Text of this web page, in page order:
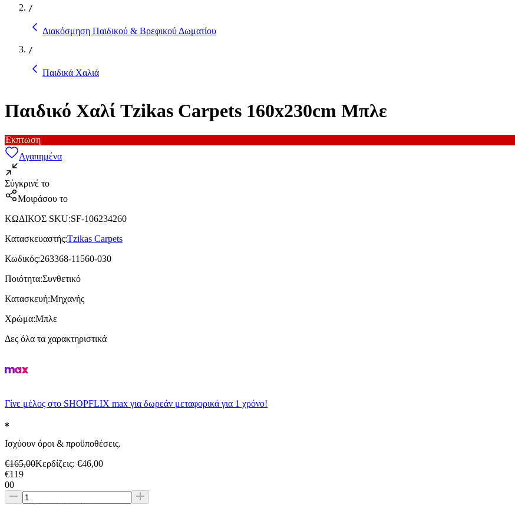
/
Διακόσμηση Παιδικού & Βρεφικού Δωματίου
/
Παιδικά Χαλιά
Παιδικό Χαλί Tzikas Carpets 160x230cm Μπλε
Έκπτωση
Αγαπημένα
Σύγκρινέ το
Μοιράσου το
ΚΩΔΙΚΟΣ SKU:SF-106234260
Κατασκευαστής:Tzikas Carpets
Κωδικός:263368-11560-030
Ποιότητα:Συνθετικό
Κατασκευή:Μηχανής
Χρώμα:Μπλε
Δες όλα τα χαρακτηριστικά
Γίνε μέλος στο SHOPFLIX max για δωρεάν μεταφορικά για 1 χρόνο!
Ισχύουν όροι & προϋποθέσεις.
€165,00Κερδίζεις: €46,00
€119
00